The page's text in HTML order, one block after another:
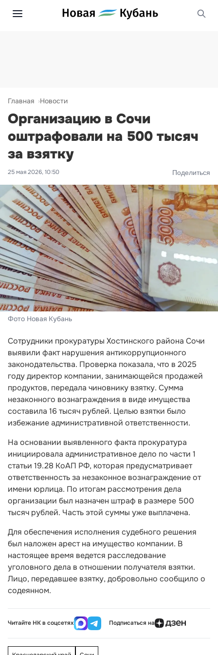
Главная Новости
Организацию в Сочи
оштрафовали на 500 тысяч
за взятку
25 мая 2026, 10:50 Поделиться
Фото Новая Кубань
Сотрудники прокуратуры Хостинского района Сочи
выявили факт нарушения антикоррупционного
законодательства. Проверка показала, что в 2025
году директор компании, занимающейся продажей
продуктов, передала чиновнику взятку. Сумма
незаконного вознаграждения в виде имущества
составила 16 тысяч рублей. Целью взятки было
избежание административной ответственности.
На основании выявленного факта прокуратура
инициировала административное дело по части 1
статьи 19.28 КоАП РФ, которая предусматривает
ответственность за незаконное вознаграждение от
имени юрлица. По итогам рассмотрения дела
организации был назначен штраф в размере 500
тысяч рублей. Часть этой суммы уже выплачена.
Для обеспечения исполнения судебного решения
был наложен арест на имущество компании. В
настоящее время ведется расследование
уголовного дела в отношении получателя взятки.
Лицо, передавшее взятку, добровольно сообщило о
содеянном.
Читайте НК в соцсетях Подписаться на